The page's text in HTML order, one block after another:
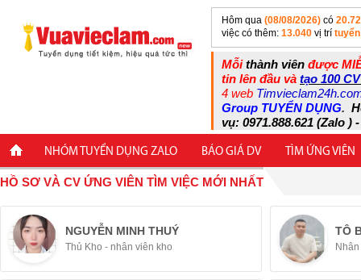
Hôm qua (08/08/2026) có
việc có thêm: 13.040 vị trí
Mỗithành viên được
tin lên đầu và tạo 100
4 web
Group TUYỂN DỤNG.
vụ: 0971.888.621 (Zalo )
NHÓM TUYỂN DỤNG ZALO BÁO GIÁ DV TÌM ỨNG VIÊN
HỒ SƠ VÀ CV ỨNG VIÊN TÌM VIỆC MỚI NHẤT
NGUYỄN MINH THUÝ
Thủ Kho - nhân viên kho
TÔ